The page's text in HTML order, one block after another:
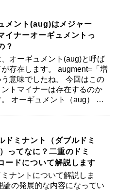
メント(aug)はメジャー
イナーオーギュメントっ
？
オーギュメント(aug)と呼ば
存在します。 augment=「増
意味でしたね。 今回はこの
トマイナーは存在するのか
オーギュメント（aug） …
ドミナント（ダブルドミ
ってなに？二重のドミ
ードについて解説します
ミナントについて解説しま
論の発展的な内容になってい